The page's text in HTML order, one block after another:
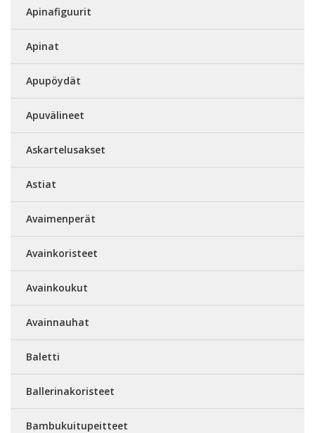
Apinafiguurit
Apinat
Apupöydät
Apuvälineet
Askartelusakset
Astiat
Avaimenperät
Avainkoristeet
Avainkoukut
Avainnauhat
Baletti
Ballerinakoristeet
Bambukuitupeitteet